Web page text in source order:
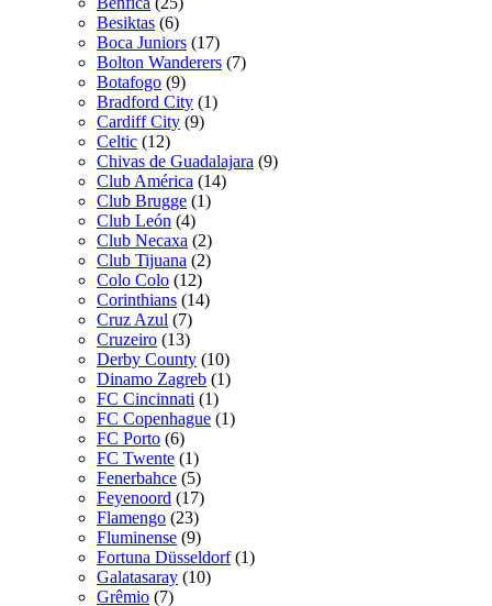
Besiktas (6)
Boca Juniors (17)
Bolton Wanderers (7)
Botafogo (9)
Bradford City (1)
Cardiff City (9)
Celtic (12)
Chivas de Guadalajara (9)
Club América (14)
Club Brugge (1)
Club León (4)
Club Necaxa (2)
Club Tijuana (2)
Colo Colo (12)
Corinthians (14)
Cruz Azul (7)
Cruzeiro (13)
Derby County (10)
Dinamo Zagreb (1)
FC Cincinnati (1)
FC Copenhague (1)
FC Porto (6)
FC Twente (1)
Fenerbahce (5)
Feyenoord (17)
Flamengo (23)
Fluminense (9)
Fortuna Düsseldorf (1)
Galatasaray (10)
Grêmio (7)